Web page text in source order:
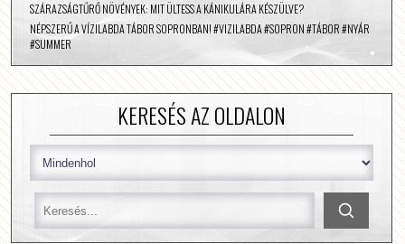
SZÁRAZSÁGTŰRŐ NÖVÉNYEK: MIT ÜLTESS A KÁNIKULÁRA KÉSZÜLVE?
NÉPSZERŰ A VÍZILABDA TÁBOR SOPRONBAN! #VIZILABDA #SOPRON #TÁBOR #NYÁR
#SUMMER
KERESÉS AZ OLDALON